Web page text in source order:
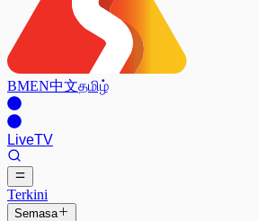
BMEN中文தமிழ்
LiveTV
Terkini
Semasa